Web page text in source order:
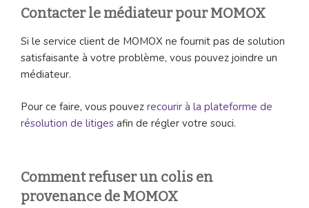
Contacter le médiateur pour MOMOX
Si le service client de MOMOX ne fournit pas de solution
satisfaisante à votre problème, vous pouvez joindre un
médiateur.
Pour ce faire, vous pouvez recourir à la plateforme de
résolution de litiges afin de régler votre souci.
Comment refuser un colis en
provenance de MOMOX